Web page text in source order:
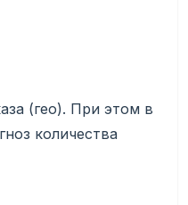
(гео). При этом в
количества